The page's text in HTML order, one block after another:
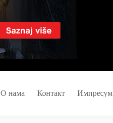
О нама Контакт Импресум